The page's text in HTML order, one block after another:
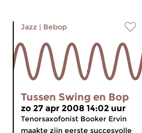
Jazz | Bebop
Tussen Swing en Bop
zo 27 apr 2008 14:02 uur
Tenorsaxofonist Booker Ervin
maakte zijn eerste succesvolle